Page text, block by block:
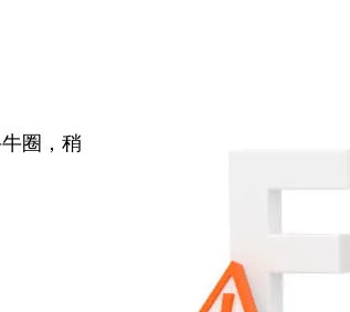
圈，稍